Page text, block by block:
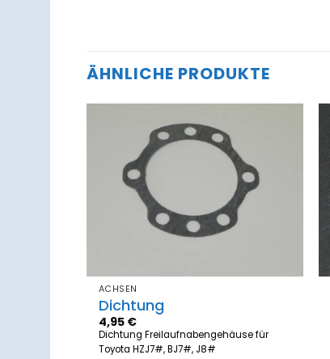
ÄHNLICHE PRODUKTE
Merkzettel
hinzufügen
ACHSEN
Dichtung
4,95 €
Dichtung Freilaufnabengehäuse für
Toyota HZJ7#, BJ7#, J8#